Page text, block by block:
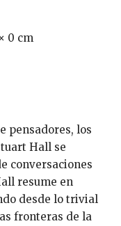
0 cm
Hall se
conversaciones
resume en
desde lo trivial
fronteras de la